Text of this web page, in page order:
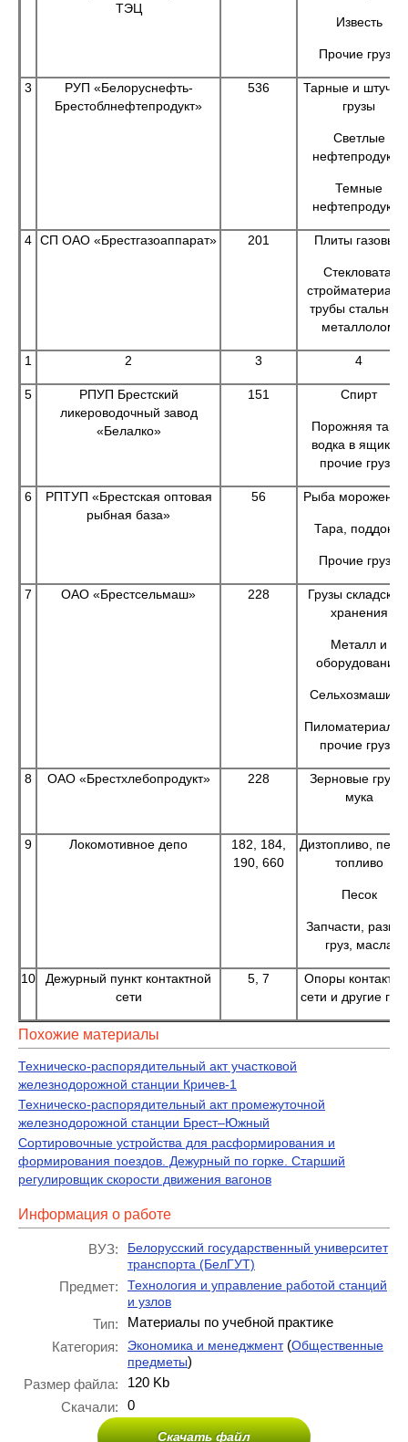
ТЭЦ
Известь
Прочие грузы
3
РУП «Белоруснефть-
Брестоблнефтепродукт»
536
Тарные и
грузы
Светлые
нефтепродукты
Темные
нефтепродукты
4 СП ОАО «Брестгазоаппарат» 201 Плиты газовые
Стекловата,
трубы стальные,
металлолом
1 2 3 4
5
РПУП Брестский
ликероводочный завод
«Белалко»
151 Спирт
Порожняя тара,
водка в ящиках,
прочие грузы
6
РПТУП «Брестская оптовая
рыбная база»
56 Рыба
Тара, поддоны
Прочие грузы
7 ОАО «Брестсельмаш» 228
Грузы
хранения
Металл и
оборудование
Сельхозмашины
Пиломатериалы
прочие грузы
8 ОАО «Брестхлебопродукт» 228
Зерновые грузы,
мука
9 Локомотивное депо
182, 184,
190, 660
Дизтопливо,
топливо
Песок
Запчасти,
груз, масла
10
Дежурный пункт контактной
сети
5, 7
Опоры
сети и другие
Похожие материалы
Техническо-распорядительный акт участковой
железнодорожной станции Кричев-1
Техническо-распорядительный акт промежуточной
железнодорожной станции Брест–Южный
Сортировочные устройства для расформирования и
формирования поездов. Дежурный по горке. Старший
регулировщик скорости движения вагонов
Информация о работе
ВУЗ:
Белорусский государственный университет
транспорта (БелГУТ)
Предмет:
Технология и управление работой станций
и узлов
Тип:
Материалы по учебной практике
Категория:
Экономика и менеджмент(Общественные
предметы)
Размер файла:
120 Kb
Скачали:
0
Скачать файл